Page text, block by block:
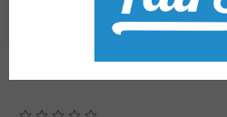
Datenschutz